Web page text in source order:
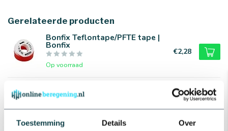
Toestemming Details Over
Gerelateerde producten
Bonfix Teflontape/PFTE tape |
Bonfix
Op voorraad
€2,28
PP puntstuk slangtule voor
druppelslang | 16 t/m 25 mm
€0,62